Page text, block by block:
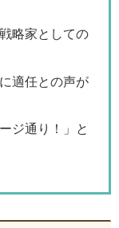
略家としての
適任との声が
ジ通り！」と